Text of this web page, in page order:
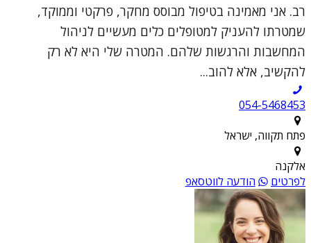
רב. אני מאמינה בטיפול מבוסס מחקר, פרקטי וממוקד,
שמטרתו להעניק למטופלים כלים מעשיים לניהול
המחשבות והרגשות שלהם. המטרה שלי היא לא רק
להקשיב, אלא להוב...
054-5468453
פתח תקווה, ישראל
אלקנה
לפרטים
הודעה לווטסאפ